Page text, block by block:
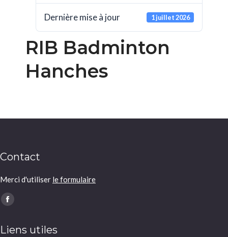
Dernière mise à jour 1 juillet 2026
RIB Badminton
Hanches
Contact
Merci d'utiliser le formulaire
Trouvez nous sur :
Facebook
opens
Liens utiles